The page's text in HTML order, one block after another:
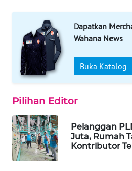
Dapatkan
Wahana News
Buka Katalog
Pilihan Editor
Pelanggan
Juta, Rumah
Kontributor
WAHANA
HEALTH
WAHANA
DESA
WISATA
LAPAK
WAHANA
Wahana
Network